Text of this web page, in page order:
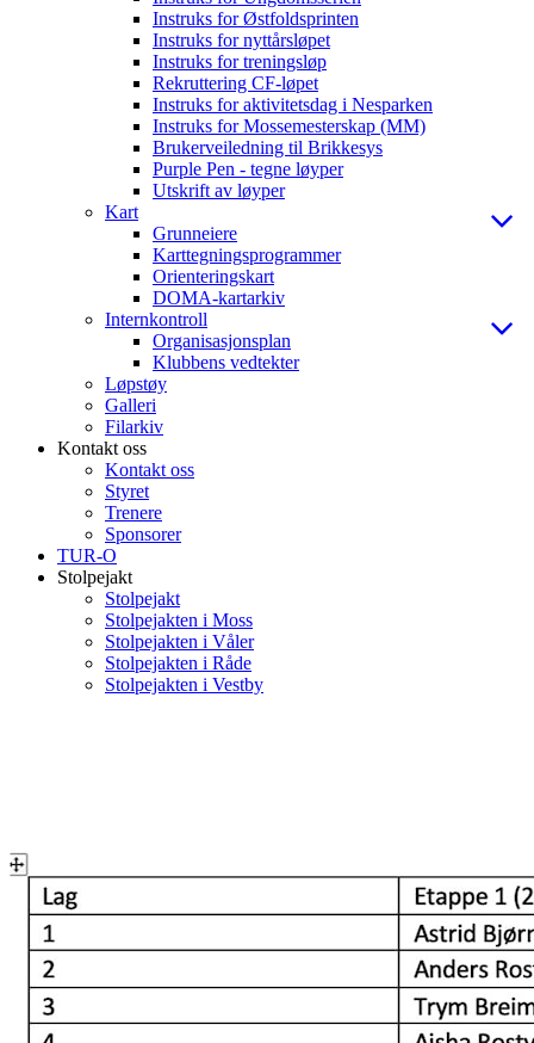
Instruks for Østfoldsprinten
Instruks for nyttårsløpet
Instruks for treningsløp
Rekruttering CF-løpet
Instruks for aktivitetsdag i Nesparken
Instruks for Mossemesterskap (MM)
Brukerveiledning til Brikkesys
Purple Pen - tegne løyper
Utskrift av løyper
Kart
Grunneiere
Karttegningsprogrammer
Orienteringskart
DOMA-kartarkiv
Internkontroll
Organisasjonsplan
Klubbens vedtekter
Løpstøy
Galleri
Filarkiv
Kontakt oss
Kontakt oss
Styret
Trenere
Sponsorer
TUR-O
Stolpejakt
Stolpejakt
Stolpejakten i Moss
Stolpejakten i Våler
Stolpejakten i Råde
Stolpejakten i Vestby